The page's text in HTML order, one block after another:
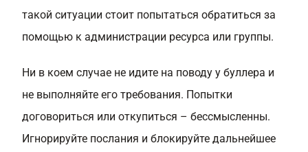
такой ситуации стоит попытаться обратиться за
помощью к администрации ресурса или группы.
Ни в коем случае не идите на поводу у буллера и
не выполняйте его требования. Попытки
договориться или откупиться – бессмысленны.
Игнорируйте послания и блокируйте дальнейшее